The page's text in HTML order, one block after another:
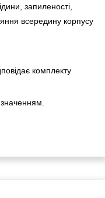
запиленості,
всередину корпусу
комплекту